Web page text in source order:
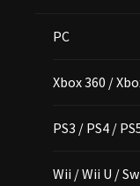
PC
Xbox 360 /
PS3 / PS4 /
Wii / Wii U /